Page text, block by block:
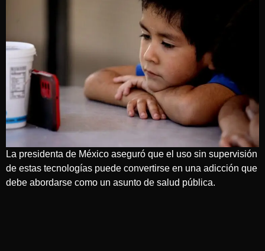
La presidenta de México aseguró que el uso sin supervisión
de estas tecnologías puede convertirse en una adicción que
debe abordarse como un asunto de salud pública.